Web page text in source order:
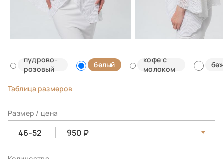
пудрово-
розовый
белый
кофе с
молоком
Таблица размеров
Размер / цена
46-52 950